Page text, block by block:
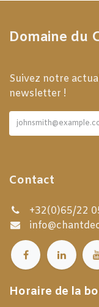
Domaine du
Suivez notre
newsletter !
Contact
+32(0)65/22
Horaire de la